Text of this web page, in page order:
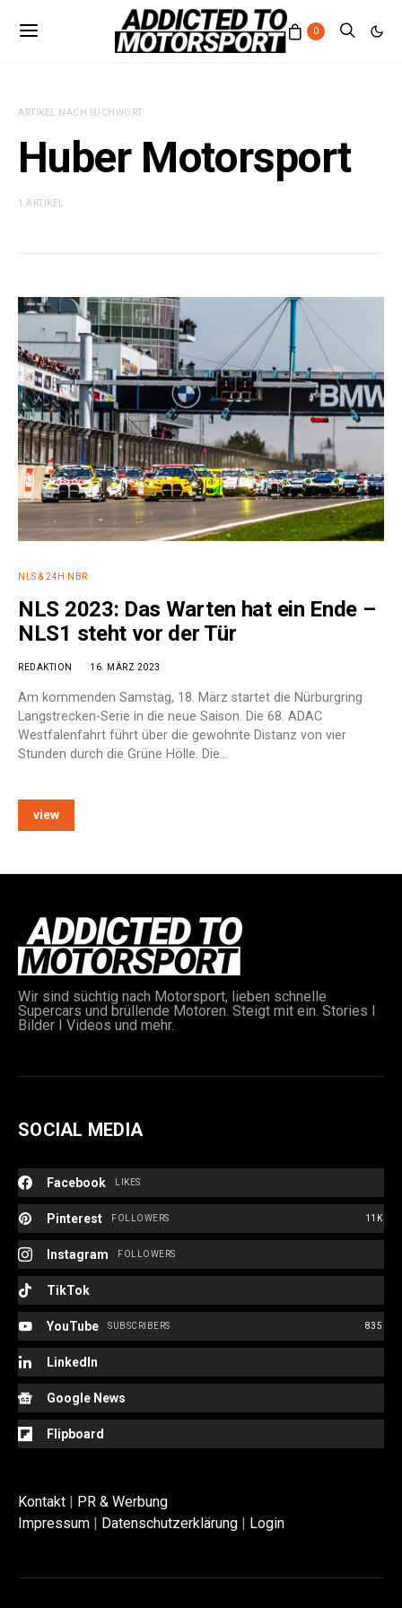
0
ARTIKEL NACH SUCHWORT
Huber Motorsport
1 ARTIKEL
NLS & 24H NBR
NLS 2023: Das Warten hat ein Ende –
NLS1 steht vor der Tür
REDAKTION 16. MÄRZ 2023
Am kommenden Samstag, 18. März startet die Nürburgring
Langstrecken-Serie in die neue Saison. Die 68. ADAC
Westfalenfahrt führt über die gewohnte Distanz von vier
Stunden durch die Grüne Hölle. Die…
view
Wir sind süchtig nach Motorsport, lieben schnelle
Supercars und brüllende Motoren. Steigt mit ein. Stories I
Bilder I Videos und mehr.
SOCIAL MEDIA
Facebook LIKES
Pinterest 11K
FOLLOWERS
Instagram FOLLOWERS
TikTok
YouTube 835
SUBSCRIBERS
LinkedIn
Google News
Flipboard
Kontakt | PR & Werbung
Impressum | Datenschutzerklärung | Login